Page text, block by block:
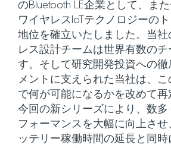
のBluetooth LE企業として、ま
ワイヤレスIoTテクノロジーの
地位を確立いたしました。当
レス設計チームは世界有数のチ
す。そして研究開発投資への徹
メントに支えられた当社は、
で何が可能になるかを改めて再
今回の新シリーズにより、数
フォーマンスを大幅に向上さ
ッテリー稼働時間の延長と同